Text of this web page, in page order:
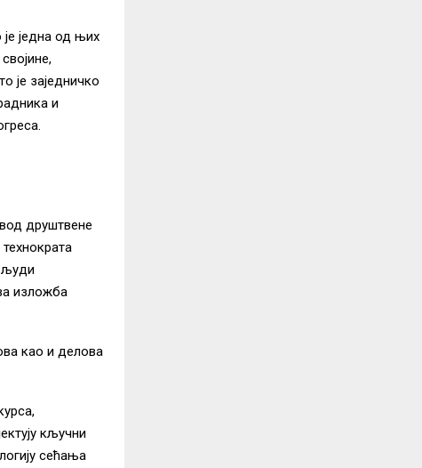
једна од њих
је заједничко
и
друштвене
људи
изложба
као и делова
кључни
сећања